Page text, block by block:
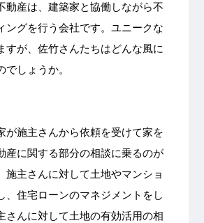
動産は、建築家と協働しながら不
ングを行う会社です。ユニークな
すが、佐竹さんたちはどんな風に
しょうか。
が施主さんから依頼を受けて家を
産に関する部分の相談に乗るのが
施主さんに対して土地やマンショ
、住宅ローンのマネジメントをし
さんに対して土地の有効活用の相